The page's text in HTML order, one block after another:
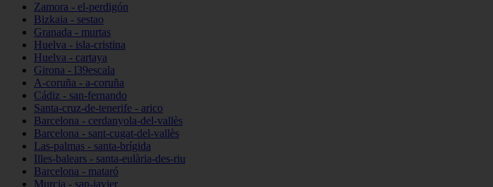
Zamora - el-perdigón
Bizkaia - sestao
Granada - murtas
Huelva - isla-cristina
Huelva - cartaya
Girona - l39escala
A-coruña - a-coruña
Cádiz - san-fernando
Santa-cruz-de-tenerife - arico
Barcelona - cerdanyola-del-vallès
Barcelona - sant-cugat-del-vallès
Las-palmas - santa-brígida
Illes-balears - santa-eulària-des-riu
Barcelona - mataró
Murcia - san-javier